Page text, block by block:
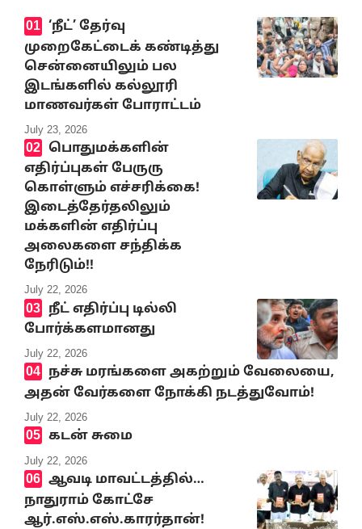
‘நீட்’ தேர்வு
முறைகேட்டைக் கண்டித்து
சென்னையிலும் பல
இடங்களில் கல்லூரி
மாணவர்கள் போராட்டம்
July 23, 2026
பொதுமக்களின்
எதிர்ப்புகள் பேருரு
கொள்ளும் எச்சரிக்கை!
இடைத்தேர்தலிலும்
மக்களின் எதிர்ப்பு
அலைகளை சந்திக்க
நேரிடும்!!
July 22, 2026
நீட் எதிர்ப்பு டில்லி
போர்க்களமானது
July 22, 2026
நச்சு மரங்களை அகற்றும் வேலையை,
அதன் வேர்களை நோக்கி நடத்துவோம்!
July 22, 2026
கடன் சுமை
July 22, 2026
ஆவடி மாவட்டத்தில்…
நாதுராம் கோட்சே
ஆர்.எஸ்.எஸ்.காரர்தான்!